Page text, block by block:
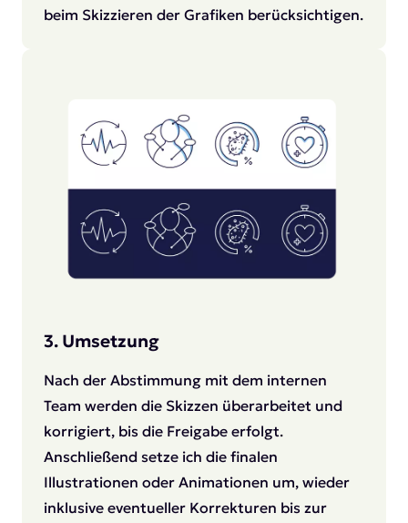
beim Skizzieren der Grafiken berücksichtigen.
3. Umsetzung
Nach der Abstimmung mit dem internen
Team werden die Skizzen überarbeitet und
korrigiert, bis die Freigabe erfolgt.
Anschließend setze ich die finalen
Illustrationen oder Animationen um, wieder
inklusive eventueller Korrekturen bis zur